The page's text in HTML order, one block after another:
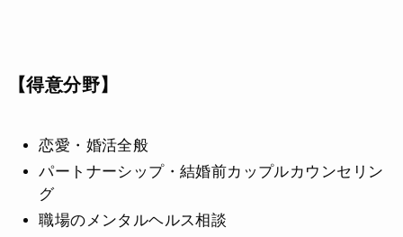
【得意分野】
恋愛・婚活全般
パートナーシップ・結婚前カップルカウンセリン
グ
職場のメンタルヘルス相談